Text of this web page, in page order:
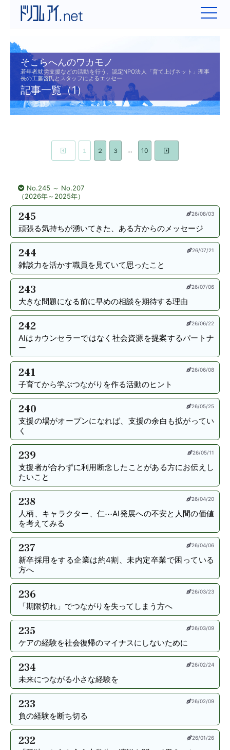
そこらへんのワカモノ
若年者就労支援などの活動を行う、認定NPO法人「育て上げネット」理事
長の工藤啓氏とスタッフによるエッセー
記事一覧（1）
１ ２ ３ … 10
No.245 ～ No.207
（2026年～2025年）
26/08/03
245
頑張る気持ちが湧いてきた、ある方からのメッセージ
26/07/21
244
雑談力を活かす職員を見ていて思ったこと
26/07/06
243
大きな問題になる前に早めの相談を期待する理由
26/06/22
242
AIはカウンセラーではなく社会資源を提案するパートナ
ー
26/06/08
241
子育てから学ぶつながりを作る活動のヒント
26/05/25
240
支援の場がオープンになれば、支援の余白も拡がってい
く
26/05/11
239
支援者が合わずに利用断念したことがある方にお伝えし
たいこと
26/04/20
238
人柄、キャラクター、仁⋯AI発展への不安と人間の価値
を考えてみる
26/04/06
237
新卒採用をする企業は約4割、未内定卒業で困っている
方へ
26/03/23
236
「期限切れ」でつながりを失ってしまう方へ
26/03/09
235
ケアの経験を社会復帰のマイナスにしないために
26/02/24
234
未来につながる小さな経験を
26/02/09
233
負の経験を断ち切る
26/01/26
232